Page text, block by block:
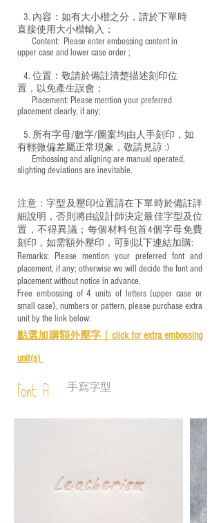
3. 內容：如有大小楷之分，請於下單時
直接使用大小楷輸入；
​ Content: Please enter embossing content in
upper case and lower case order ;
4. 位置：敬請於備註清楚描述刻印位
置，以免產生誤會；
​ Placement: Please mention your preferred
placement clearly, if any;
5. 所有字母/數字/圖案均由人手刻印，如
有輕微偏差屬正常現象，敬請見諒 :)
​ Embossing and aligning are manual operated,
slighting deviations are inevitable.
注意：字型及壓印位置請在下單時於備註詳
細說明，否則將由設計師決定最佳字型及位
置，不得異議；每個材料包首4個字母免費
刻印，如需額外壓印，可到以下連結加購:
Remarks: Please mention your preferred font and
placement, if any; otherwise we will decide the font and
placement without notice in advance.
Free embossing of 4 units of letters (upper case or
small case), numbers or pattern, please purchase extra
unit by the link below:
點選加購額外壓字｜ click for extra embossing
unit(s)
Font A 手寫字型